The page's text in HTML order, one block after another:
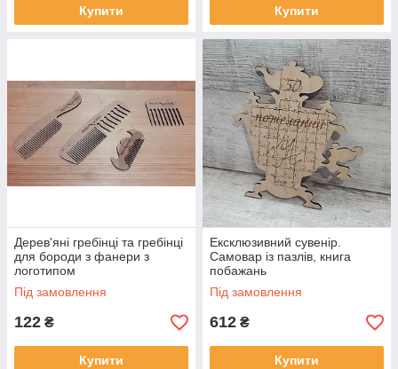
Купити Купити
Дерев'яні гребінці та гребінці
для бороди з фанери з
логотипом
Під замовлення
122 ₴
Купити
Ексклюзивний сувенір.
Самовар із пазлів, книга
побажань
Під замовлення
612 ₴
Купити